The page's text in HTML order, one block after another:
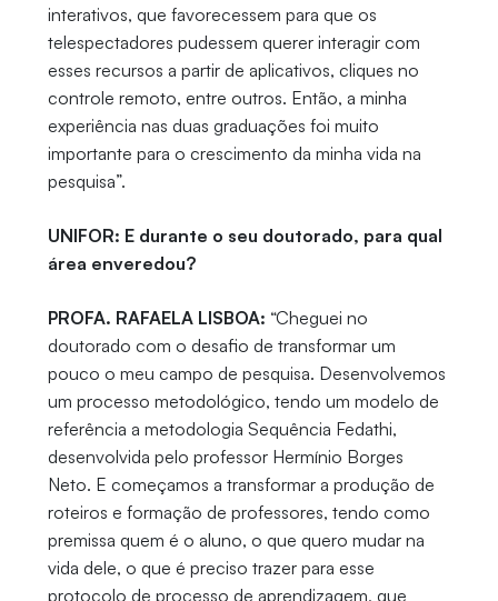
interativos, que favorecessem para que os
telespectadores pudessem querer interagir com
esses recursos a partir de aplicativos, cliques no
controle remoto, entre outros. Então, a minha
experiência nas duas graduações foi muito
importante para o crescimento da minha vida na
pesquisa”.
UNIFOR: E durante o seu doutorado, para qual
área enveredou?
PROFA. RAFAELA LISBOA: “Cheguei no
doutorado com o desafio de transformar um
pouco o meu campo de pesquisa. Desenvolvemos
um processo metodológico, tendo um modelo de
referência a metodologia Sequência Fedathi,
desenvolvida pelo professor Hermínio Borges
Neto. E começamos a transformar a produção de
roteiros e formação de professores, tendo como
premissa quem é o aluno, o que quero mudar na
vida dele, o que é preciso trazer para esse
protocolo de processo de aprendizagem, que